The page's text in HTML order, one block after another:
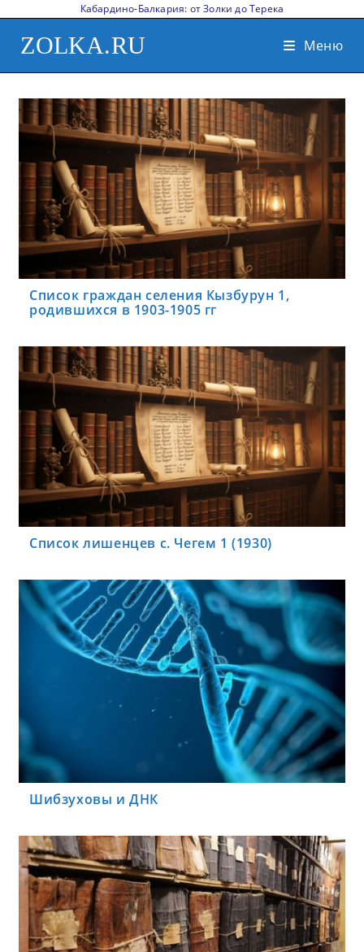
Кабардино-Балкария: от Золки до Терека
ZOLKA.RU Меню
Список граждан селения Кызбурун 1,
родившихся в 1903-1905 гг
Список лишенцев с. Чегем 1 (1930)
Шибзуховы и ДНК